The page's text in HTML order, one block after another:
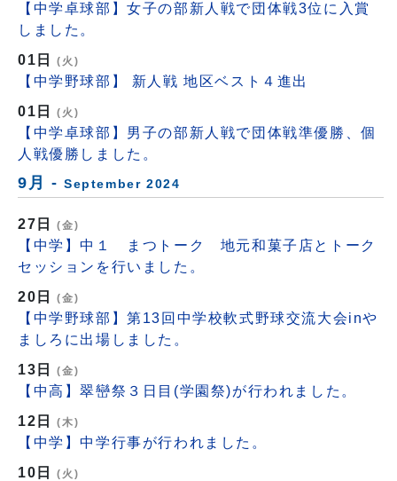
【中学卓球部】女子の部新人戦で団体戦3位に入賞
しました。
01日(火)
【中学野球部】 新人戦 地区ベスト４進出
01日(火)
【中学卓球部】男子の部新人戦で団体戦準優勝、個
人戦優勝しました。
9月 - September 2024
27日(金)
【中学】中１ まつトーク 地元和菓子店とトーク
セッションを行いました。
20日(金)
【中学野球部】第13回中学校軟式野球交流大会inや
ましろに出場しました。
13日(金)
【中高】翠巒祭３日目(学園祭)が行われました。
12日(木)
【中学】中学行事が行われました。
10日(火)